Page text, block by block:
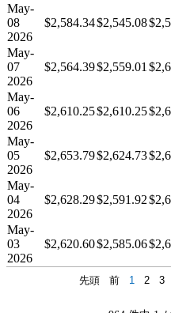
May-
08
2026
$2,584.34$2,545.08
May-
07
2026
$2,564.39$2,559.01
May-
06
2026
$2,610.25$2,610.25
May-
05
2026
$2,653.79$2,624.73
May-
04
2026
$2,628.29$2,591.92
May-
03
2026
$2,620.60$2,585.06
先頭 前 1 2 3